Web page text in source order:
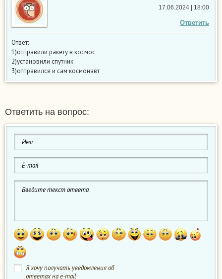
Ответить
17.06.2024 | 18:00
Ответ:
1)отправили ракету в космос
2)установили спутник
3)отправился и сам космонавт
Ответить на вопрос:
Я хочу получать уведомления об
ответах на e-mail